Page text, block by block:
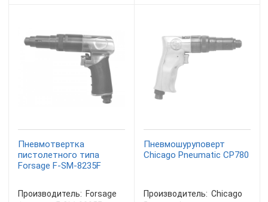
Пневмотвертка
пистолетного типа
Forsage F-SM-8235F
Производитель: Forsage
Пневмошуруповерт
Chicago Pneumatic CP780
Производитель: Chicago